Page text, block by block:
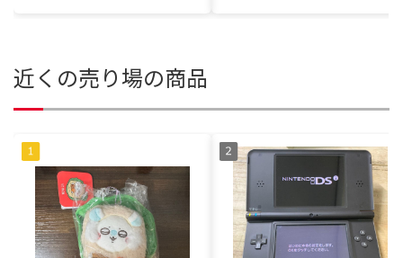
近くの売り場の商品